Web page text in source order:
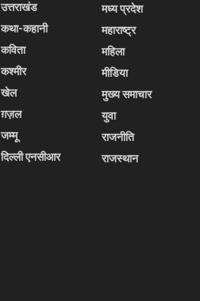
उत्तराखंड
कथा-कहानी
कविता
कश्मीर
खेल
ग़ज़ल
जम्मू
दिल्ली एनसीआर
मध्य प्रदेश
महाराष्ट्र
महिला
मीडिया
मुख्य समाचार
युवा
राजनीति
राजस्थान